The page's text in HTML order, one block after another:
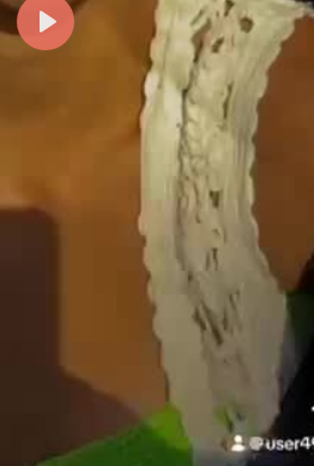
Reproducir